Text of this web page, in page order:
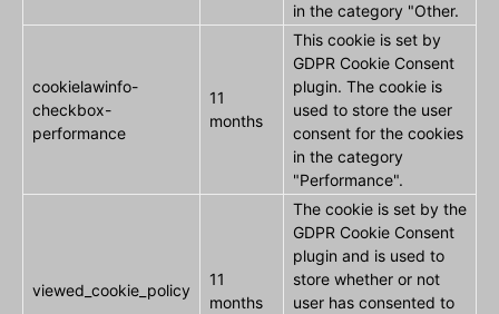
in the category "Other.
cookielawinfo-
checkbox-
performance
11
months
This cookie is set by
GDPR Cookie Consent
plugin. The cookie is
used to store the user
consent for the cookies
in the category
"Performance".
viewed_cookie_policy
11
months
The cookie is set by the
GDPR Cookie Consent
plugin and is used to
store whether or not
user has consented to